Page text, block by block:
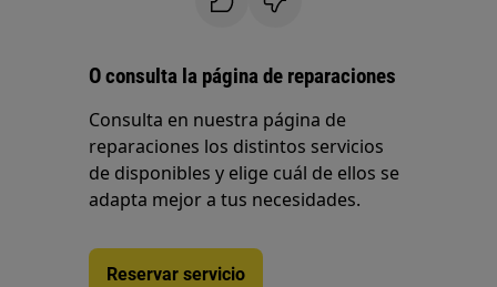
O consulta la página de reparaciones
Consulta en nuestra página de
reparaciones los distintos servicios
de disponibles y elige cuál de ellos se
adapta mejor a tus necesidades.
Reservar servicio